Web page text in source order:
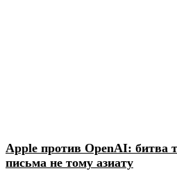
Apple против OpenAI: битва
письма не тому азиату